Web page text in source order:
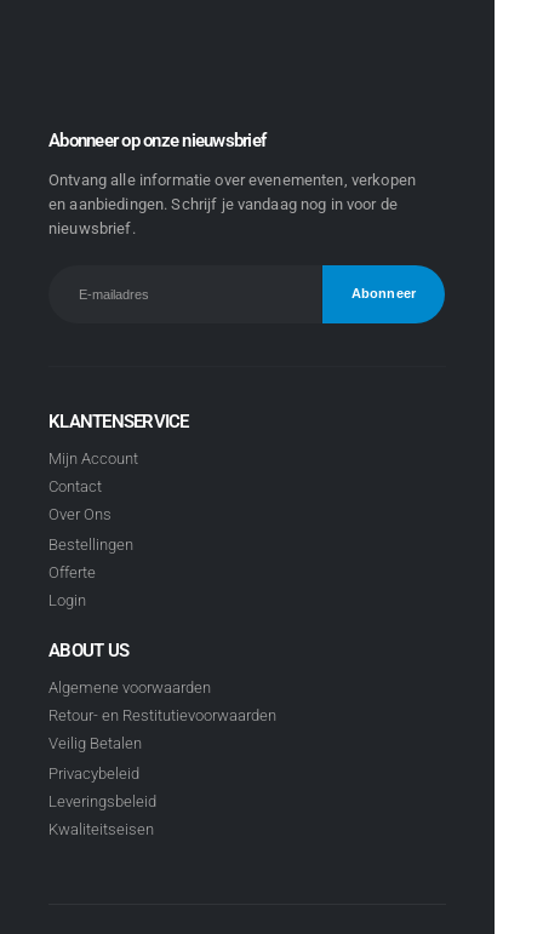
Abonneer op onze nieuwsbrief
Ontvang alle informatie over evenementen, verkopen
en aanbiedingen. Schrijf je vandaag nog in voor de
nieuwsbrief.
KLANTENSERVICE
Mijn Account
Contact
Over Ons
Bestellingen
Offerte
Login
ABOUT US
Algemene voorwaarden
Retour- en Restitutievoorwaarden
Veilig Betalen
Privacybeleid
Leveringsbeleid
Kwaliteitseisen